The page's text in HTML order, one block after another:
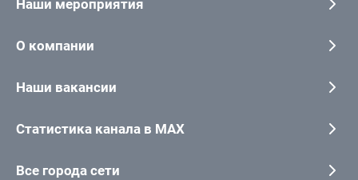
Наши мероприятия
О компании
Наши вакансии
Статистика канала в MAX
Все города сети